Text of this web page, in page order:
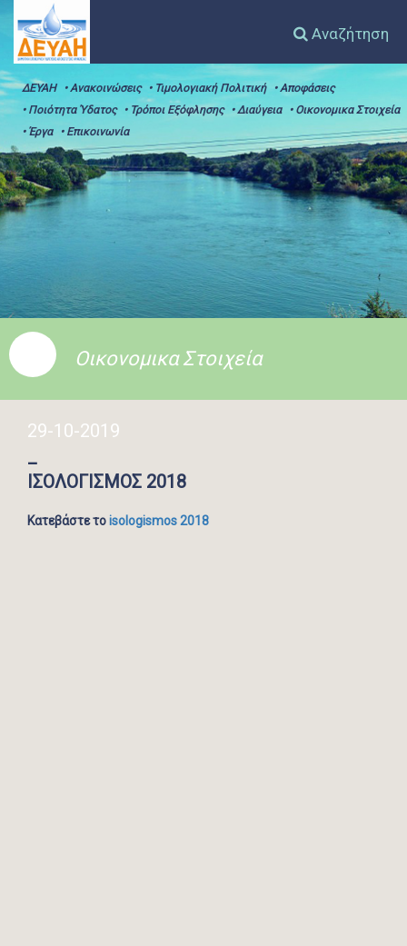
Αναζήτηση
ΔΕΥΑΗ • Ανακοινώσεις • Τιμολογιακή Πολιτική
• Αποφάσεις
• Ποιότητα Ύδατος
• Τρόποι Εξόφλησης • Διαύγεια
• Οικονομικα Στοιχεία
• Έργα
• Επικοινωνία
Οικονομικα Στοιχεία
29-10-2019
_
ΙΣΟΛΟΓΙΣΜΟΣ 2018
Κατεβάστε τοisologismos 2018